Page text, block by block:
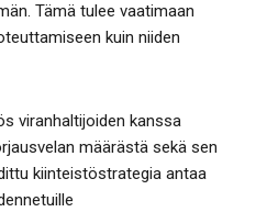
Tämä tulee vaatimaan
kuin niiden
viranhaltijoiden kanssa
määrästä sekä sen
kiinteistöstrategia antaa